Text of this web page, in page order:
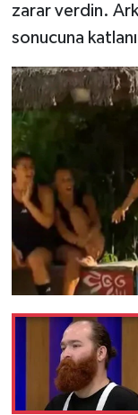
zarar verdin.
sonucuna